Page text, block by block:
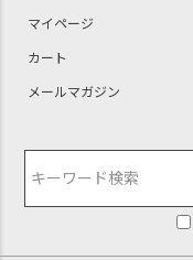
マイページ
カート
メールマガジン